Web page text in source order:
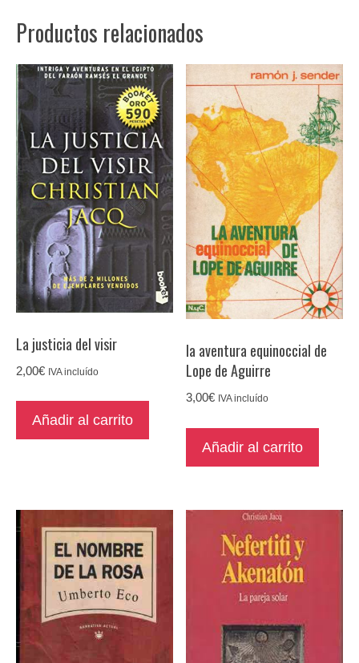
cantidad
Productos relacionados
La justicia del visir
2,00€ IVA incluído
Añadir al carrito
la aventura equinoccial de
Lope de Aguirre
3,00€ IVA incluído
Añadir al carrito